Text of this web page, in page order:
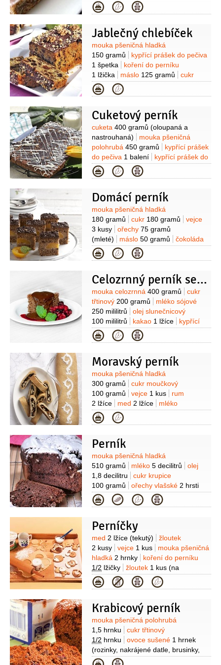
kůra kandovaná
100 gramů
mouka
(mletý)
Kategorie
Jablečný chlebíček
Suroviny
mouka pšeničná hladká
150 gramů
kypřící prášek do pečiva
1 špetka
koření do perníku
1 lžička
máslo 125 gramů
cukr
60 gramů
1 kus
jablka250 gramů
Kategorie
Cuketový perník
Suroviny
cuketa 400 gramů (oloupaná a
nastrouhaná)
mouka pšeničná
polohrubá 450 gramů
kypřící prášek
do pečiva 1 balení
kypřící prášek do
perníku1 balení
200 gramů
vejce3 kusy
mléko
150 gramů
Kategorie
Domácí perník
Suroviny
mouka pšeničná hladká
180 gramů
cukr 180 gramů
vejce
3 kusy
ořechy 75 gramů
(mleté)
máslo 50 gramů
čokoláda
hořká
30 gramů
pečiva1 balíček
olej
anýz, badyán, hřebíček, skořice,
muškátový květ)
Na náplň:
kompot
meruňkový 5 decilitrů
smetana
1,5 decilitru (30%)
mléko zahuštěné
(kondenzované) sladké 1/2 decilitru
(Salko)
Na ozdobení: čokoládová
poleva tmavá100 gramů
Kategorie
Celozrnný perník se sójovým mlékem
Suroviny
mouka celozrnná 400 gramů
cukr
třtinový 200 gramů
mléko sójové
250 mililitrů
olej slunečnicový
100 mililitrů
kakao 1 lžíce
kypřící
prášek do pečiva
3 lžíce
koření do perníku
ovoce
Kategorie
Moravský perník
Suroviny
mouka pšeničná hladká
300 gramů
cukr moučkový
100 gramů
vejce 1 kus
rum
2 lžíce
med 2 lžíce
mléko
1 lžíce
kypřící prášek do pečiva
1/2balíčku
mouka pšeničná hladká
švestková povidla
vlašské
100 gramů
(nahrubo
nakrájené)
Kategorie
Perník
Suroviny
mouka pšeničná hladká
510 gramů
mléko 5 decilitrů
olej
1,8 decilitru
cukr krupice
100 gramů
ořechy vlašské 2 hrsti
(nahrubo nasekaná jádra)
hnědý - tuzemský3 lžíce
3 lžíce
kypřící prášek do perníku
1 balení
koření do perníku
Kategorie
Perníčky
Suroviny
med 2 lžíce (tekutý)
žloutek
2 kusy
vejce 1 kus
mouka pšeničná
hladká 2 hrnky
koření do perníku
1/2 lžičky žloutek 1 kus (na
pomazání)
mouka pšeničná hladká
(na vál)
kypřící prášek do perníku
cukr moučkový3/4hrnku
bílek
1 kus
Kategorie
Krabicový perník
Suroviny
mouka pšeničná polohrubá
1,5 hrnku
cukr třtinový
1/2 hrnku ovoce sušené 1 hrnek
(rozinky, nakrájené datle, brusinky,
nakrájené švestky)